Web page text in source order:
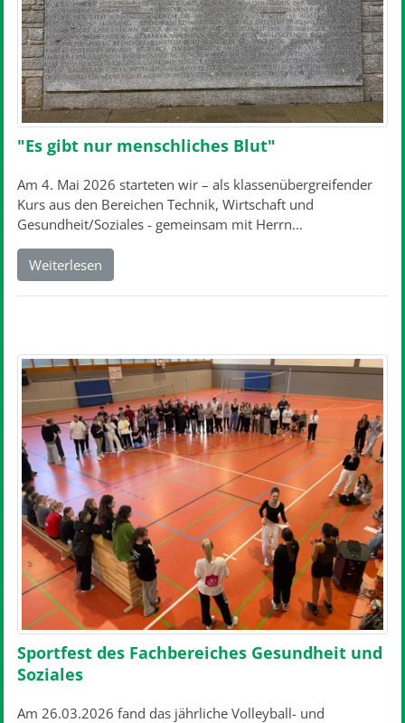
"Es gibt nur menschliches Blut"
Am 4. Mai 2026 starteten wir – als klassenübergreifender
Kurs aus den Bereichen Technik, Wirtschaft und
Gesundheit/Soziales - gemeinsam mit Herrn...
Weiterlesen
Sportfest des Fachbereiches Gesundheit und
Soziales
Am 26.03.2026 fand das jährliche Volleyball- und